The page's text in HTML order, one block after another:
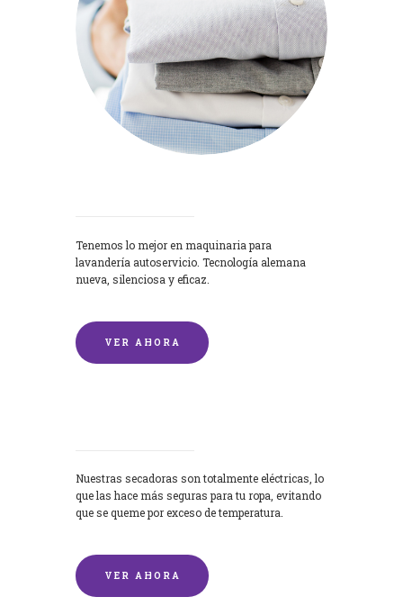
Tenemos lo mejor en maquinaria para
lavandería autoservicio. Tecnología alemana
nueva, silenciosa y eficaz.
VER AHORA
Nuestras secadoras son totalmente eléctricas, lo
que las hace más seguras para tu ropa, evitando
que se queme por exceso de temperatura.
VER AHORA